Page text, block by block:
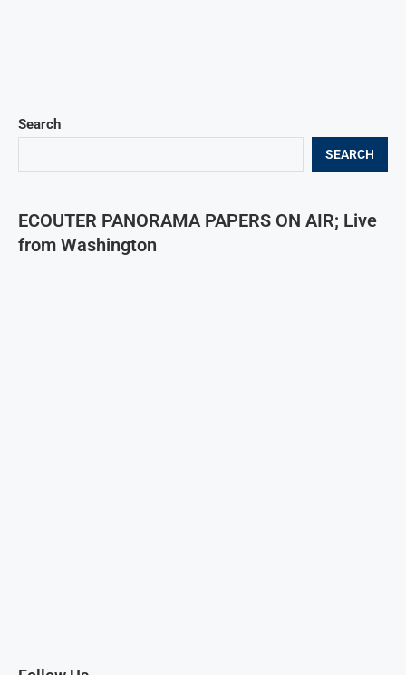
Search
SEARCH
ECOUTER PANORAMA PAPERS ON AIR; Live
from Washington